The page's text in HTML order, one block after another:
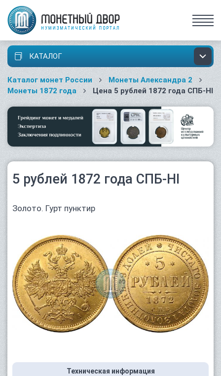
КАТАЛОГ
Каталог монет России
Монеты Александра 2
Монеты 1872 года
Цена 5 рублей 1872 года СПБ-НІ
5 рублей 1872 года СПБ-НІ
Золото. Гурт пунктир
Техническая информация